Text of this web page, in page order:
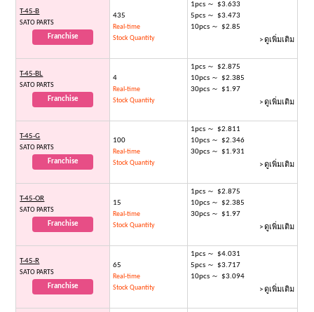
T-45-B
SATO PARTS
Franchise
435
Real-time
Stock Quantity
1pcs ～ $3.633
5pcs ～ $3.473
10pcs ～ $2.85
> ดูเพิ่มเติม
T-45-BL
SATO PARTS
Franchise
4
Real-time
Stock Quantity
1pcs ～ $2.875
10pcs ～ $2.385
30pcs ～ $1.97
> ดูเพิ่มเติม
T-45-G
SATO PARTS
Franchise
100
Real-time
Stock Quantity
1pcs ～ $2.811
10pcs ～ $2.346
30pcs ～ $1.931
> ดูเพิ่มเติม
T-45-OR
SATO PARTS
Franchise
15
Real-time
Stock Quantity
1pcs ～ $2.875
10pcs ～ $2.385
30pcs ～ $1.97
> ดูเพิ่มเติม
T-45-R
SATO PARTS
Franchise
65
Real-time
Stock Quantity
1pcs ～ $4.031
5pcs ～ $3.717
10pcs ～ $3.094
> ดูเพิ่มเติม